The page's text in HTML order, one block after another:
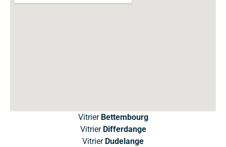
Vitrier Bettembourg
Vitrier Differdange
Vitrier Dudelange